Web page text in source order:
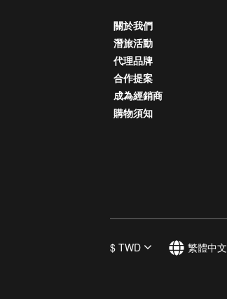
關於我們
潛旅活動
代理品牌
合作提案
成為經銷商
購物須知
$ TWD 繁體中文